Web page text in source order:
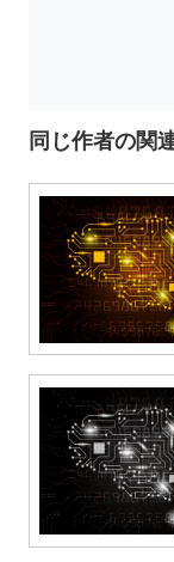
同じ作者の関